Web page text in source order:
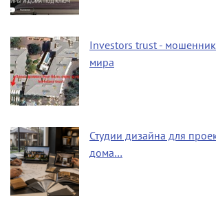
Investors trust -
мира
Студии дизайна для
дома…